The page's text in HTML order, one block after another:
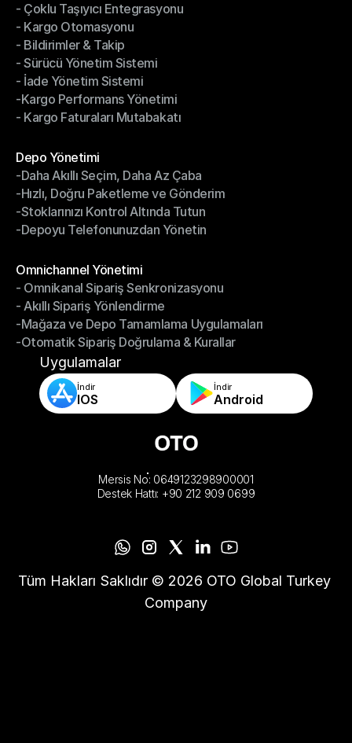
- İndirimli Fiyatlarla Gönderim
- Çoklu Taşıyıcı Entegrasyonu
- Çoklu Taşıyıcı Entegrasyonu
- Kargo Otomasyonu
- Kargo Otomasyonu
- Bildirimler & Takip
- Bildirimler & Takip
- Sürücü Yönetim Sistemi
- Sürücü Yönetim Sistemi
- İade Yönetim Sistemi
- İade Yönetim Sistemi
-Kargo Performans Yönetimi
-Kargo Performans Yönetimi
- Kargo Faturaları Mutabakatı
Depo Yönetimi
Depo Yönetimi
-Daha Akıllı Seçim, Daha Az Çaba
-Daha Akıllı Seçim, Daha Az Çaba
-Hızlı, Doğru Paketleme ve Gönderim
-Hızlı, Doğru Paketleme ve Gönderim
-Stoklarınızı Kontrol Altında Tutun
-Stoklarınızı Kontrol Altında Tutun
-Depoyu Telefonunuzdan Yönetin
Omnichannel Yönetimi
Omnichannel Yönetimi
- Omnikanal Sipariş Senkronizasyonu
- Omnikanal Sipariş Senkronizasyonu
- Akıllı Sipariş Yönlendirme
- Akıllı Sipariş Yönlendirme
-Mağaza ve Depo Tamamlama Uygulamaları
-Mağaza ve Depo Tamamlama Uygulamaları
-Otomatik Sipariş Doğrulama & Kurallar
-Otomatik Sipariş Doğrulama & Kurallar
Uygulamalar
İndir
IOS
İndir
Android
Mersis No: 0649123298900001
Destek Hattı: +90 212 909 0699
Tüm Hakları Saklıdır © 2026 OTO Global Turkey
Company